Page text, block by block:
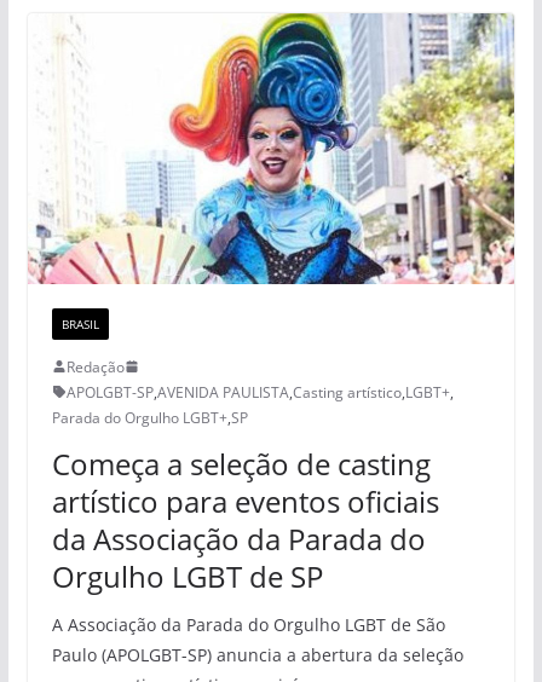
BRASIL
Redação
APOLGBT-SP,AVENIDA PAULISTA,Casting artístico,LGBT+,
Parada do Orgulho LGBT+,SP
Começa a seleção de casting
artístico para eventos oficiais
da Associação da Parada do
Orgulho LGBT de SP
A Associação da Parada do Orgulho LGBT de São
Paulo (APOLGBT-SP) anuncia a abertura da seleção